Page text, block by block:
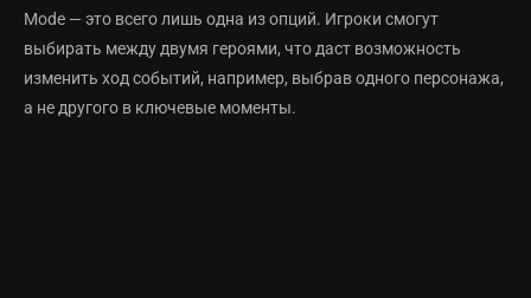
Mode — это всего лишь одна из опций. Игроки смогут
выбирать между двумя героями, что даст возможность
изменить ход событий, например, выбрав одного персонажа,
а не другого в ключевые моменты.